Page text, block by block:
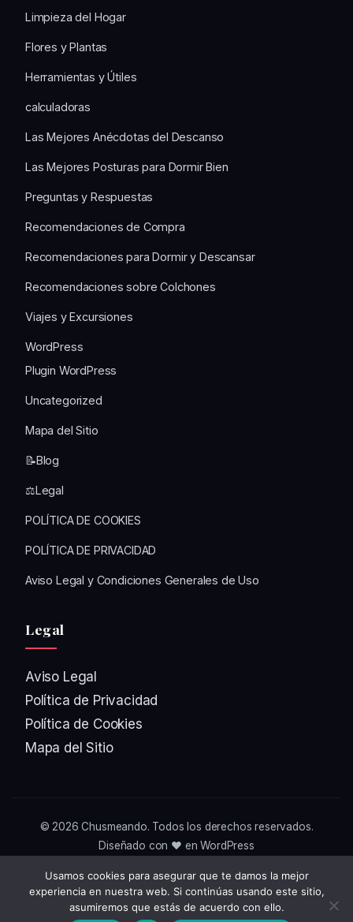
Limpieza del Hogar
Flores y Plantas
Herramientas y Útiles
calculadoras
Las Mejores Anécdotas del Descanso
Las Mejores Posturas para Dormir Bien
Preguntas y Respuestas
Recomendaciones de Compra
Recomendaciones para Dormir y Descansar
Recomendaciones sobre Colchones
Viajes y Excursiones
WordPress
Plugin WordPress
Uncategorized
Mapa del Sitio
📝Blog
⚖️Legal
POLÍTICA DE COOKIES
POLÍTICA DE PRIVACIDAD
Aviso Legal y Condiciones Generales de Uso
Legal
Aviso Legal
Política de Privacidad
Política de Cookies
Mapa del Sitio
© 2026Chusmeando. Todos los derechos reservados.
Diseñado con ❤️ en WordPress
Usamos cookies para asegurar que te damos la mejor
experiencia en nuestra web. Si continúas usando este sitio,
asumiremos que estás de acuerdo con ello.